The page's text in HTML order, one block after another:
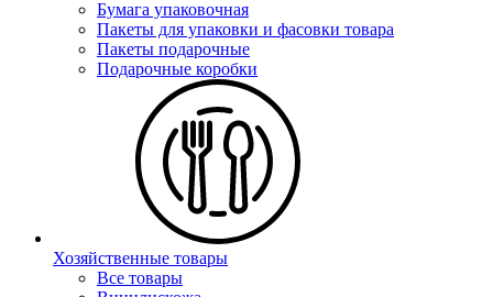
Бумага упаковочная
Пакеты для упаковки и фасовки товара
Пакеты подарочные
Подарочные коробки
Хозяйственные товары
Все товары